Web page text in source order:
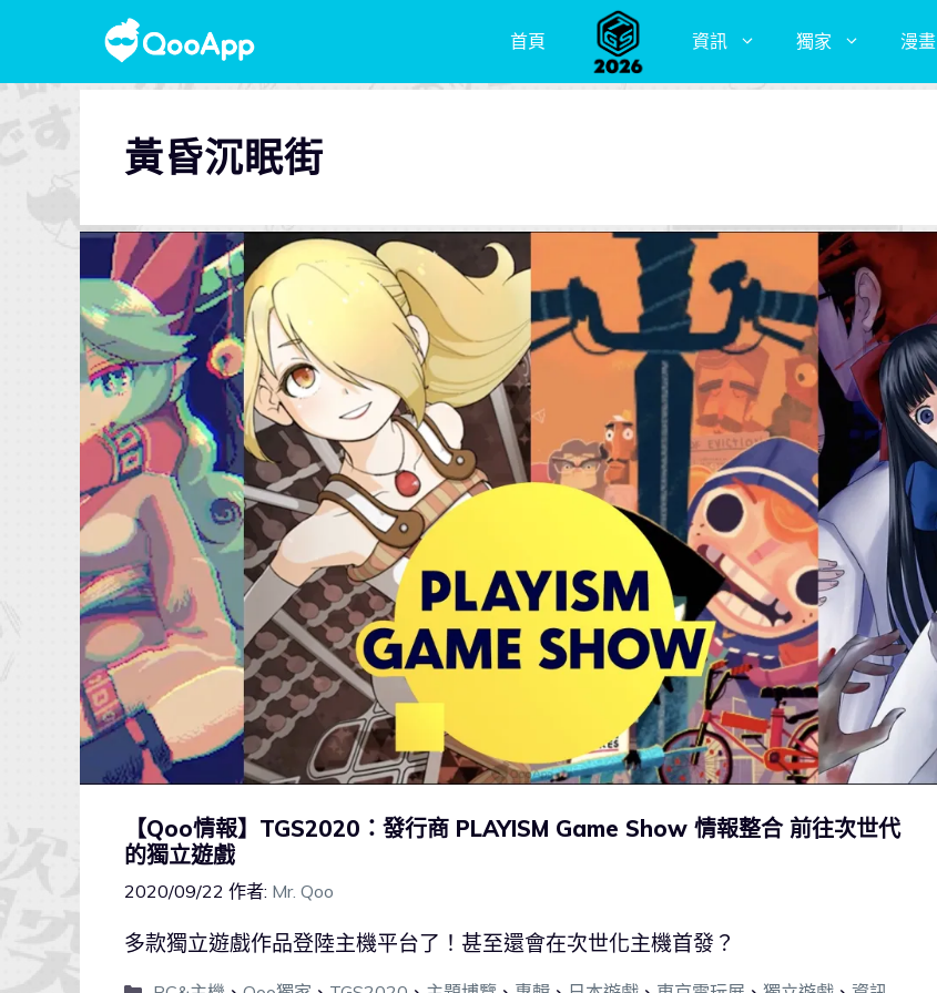
首頁 資訊 獨家 漫畫
黃昏沉眠街
【Qoo情報】TGS2020：發行商 PLAYISM Game Show 情報整合 前往次世代
的獨立遊戲
2020/09/22 作者: Mr. Qoo
多款獨立遊戲作品登陸主機平台了！甚至還會在次世化主機首發？